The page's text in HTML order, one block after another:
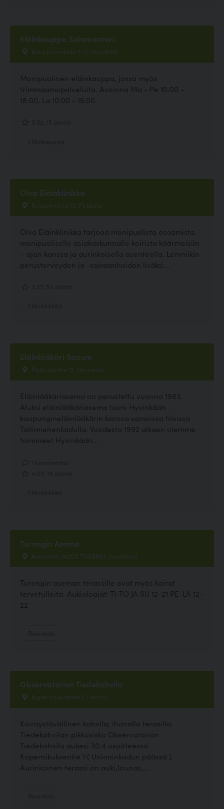
Eläinkauppa Salamanteri
Kauppalankatu 7-11, Hyvinkää
Monipuolinen eläinkauppa, jossa myös
trimmaamopalveluita. Avoinna Ma - Pe 10:00 -
18:00, La 10:00 - 15:00.
Oiva Eläinklinikka
Keisarinviitta 13, Pirkkala
Oiva Eläinklinikka tarjoaa monipuolista osaamista
monipuoliselle asiakaskunnalle koirista käärmeisiin
– ajan kanssa ja aurinkoisella asenteella. Lemmikin
perusterveyden ja -sairaanhoidon lisäksi...
Eläinlääkäri Sanum
Palo-ojantie 12, Hyvinkää
Eläinlääkäriasema on perustettu vuonna 1983.
Aluksi eläinlääkäriasema toimi Hyvinkään
kaupungineläinlääkärin kanssa samoissa tiloissa
Tallimiehenkadulla. Vuodesta 1992 alkaen olemme
toimineet Hyvinkään...
Turengin Asema
Asematie, 14200 TURENKI, Janakkala
Turengin aseman terassille ovat myös koirat
tervetulleita. Aukioloajat: TI-TO JA SU 12-21 PE-LA 12-
22
Observatorion Tiedekahvila
Kopernikuksentie 1, Helsinki
Koiraystävällinen kahvila, ihanalla terasilla.
Tiedekahvilan pikkusisko Observatorion
Tiedekahvila aukesi 30.4.osoitteessa
Kopernikuksentie 1 ( Unioninkadun päässä )
Aurinkoinen terassi on auki,lounas,...